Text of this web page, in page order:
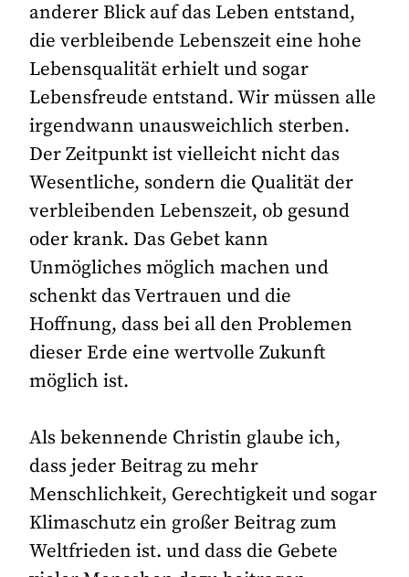
anderer Blick auf das Leben entstand,
die verbleibende Lebenszeit eine hohe
Lebensqualität erhielt und sogar
Lebensfreude entstand. Wir müssen alle
irgendwann unausweichlich sterben.
Der Zeitpunkt ist vielleicht nicht das
Wesentliche, sondern die Qualität der
verbleibenden Lebenszeit, ob gesund
oder krank. Das Gebet kann
Unmögliches möglich machen und
schenkt das Vertrauen und die
Hoffnung, dass bei all den Problemen
dieser Erde eine wertvolle Zukunft
möglich ist.
Als bekennende Christin glaube ich,
dass jeder Beitrag zu mehr
Menschlichkeit, Gerechtigkeit und sogar
Klimaschutz ein großer Beitrag zum
Weltfrieden ist. und dass die Gebete